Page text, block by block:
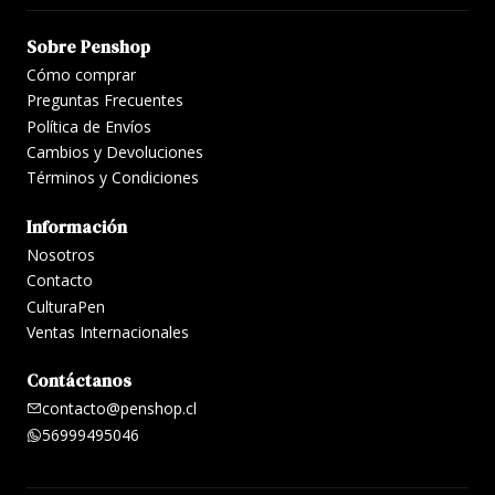
Sobre Penshop
Cómo comprar
Preguntas Frecuentes
Política de Envíos
Cambios y Devoluciones
Términos y Condiciones
Información
Nosotros
Contacto
CulturaPen
Ventas Internacionales
Contáctanos
contacto@penshop.cl
56999495046